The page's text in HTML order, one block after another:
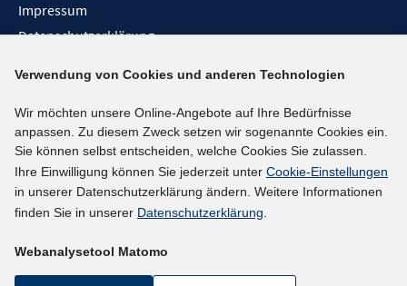
Impressum
Datenschutzerklärung
Barrieren melden
Social-Media-Kanäle
BlueSky
YouTube
LinkedIn
kununu
Verwendung von Cookies und anderen Technologien
Wir möchten unsere Online-Angebote auf Ihre Bedürfnisse
anpassen. Zu diesem Zweck setzen wir sogenannte Cookies ein.
Sie können selbst entscheiden, welche Cookies Sie zulassen.
Ihre Einwilligung können Sie jederzeit unter Cookie-Einstellungen
in unserer Datenschutzerklärung ändern. Weitere Informationen
finden Sie in unserer Datenschutzerklärung.
Webanalysetool Matomo